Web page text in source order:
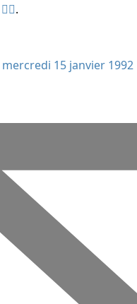
.
mercredi 15 janvier 1992